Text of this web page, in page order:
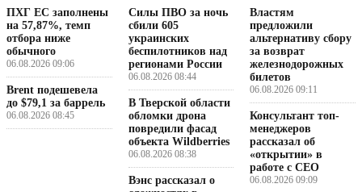
ПХГ ЕС заполнены
на 57,87%, темп
отбора ниже
обычного
06.08.2026 09:06
Brent подешевела
до $79,1 за баррель
06.08.2026 08:45
Силы ПВО за ночь
сбили 605
украинских
беспилотников над
регионами России
06.08.2026 08:44
В Тверской области
обломки дрона
повредили фасад
объекта Wildberries
06.08.2026 08:38
Вэнс рассказал о
Властям
предложили
альтернативу сбору
за возврат
железнодорожных
билетов
06.08.2026 09:11
Консультант топ-
менеджеров
рассказал об
«открытии» в
работе с CEO
06.08.2026 09:09